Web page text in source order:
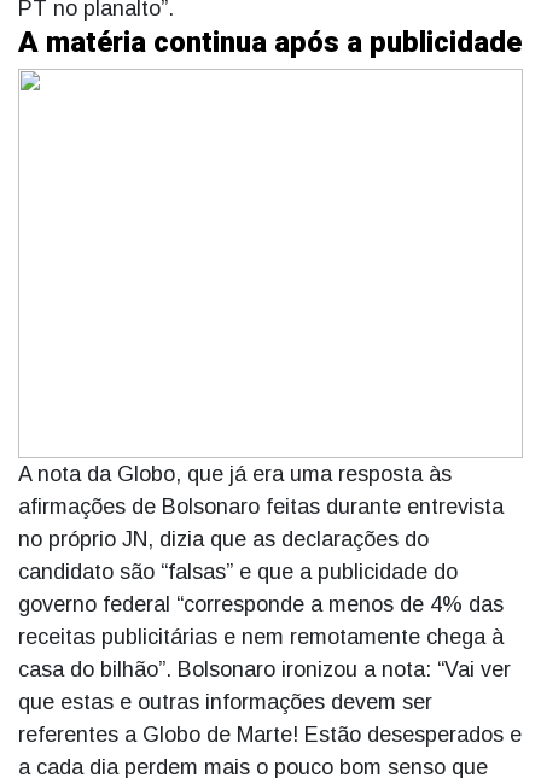
PT no planalto”.
A matéria continua após a publicidade
A nota da Globo, que já era uma resposta às
afirmações de Bolsonaro feitas durante entrevista
no próprio JN, dizia que as declarações do
candidato são “falsas” e que a publicidade do
governo federal “corresponde a menos de 4% das
receitas publicitárias e nem remotamente chega à
casa do bilhão”. Bolsonaro ironizou a nota: “Vai ver
que estas e outras informações devem ser
referentes a Globo de Marte! Estão desesperados e
a cada dia perdem mais o pouco bom senso que